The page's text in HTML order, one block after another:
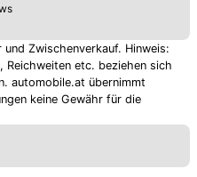
Zwischenverkauf. Hinweis:
Reichweiten etc. beziehen sich
automobile.at übernimmt
keine Gewähr für die